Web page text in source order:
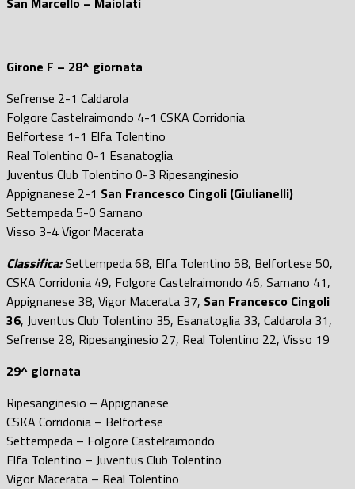
Girone F – 28^ giornata
Sefrense 2-1 Caldarola
Folgore Castelraimondo 4-1 CSKA Corridonia
Belfortese 1-1 Elfa Tolentino
Real Tolentino 0-1 Esanatoglia
Juventus Club Tolentino 0-3 Ripesanginesio
Appignanese 2-1 San Francesco Cingoli (Giulianelli)
Settempeda 5-0 Sarnano
Visso 3-4 Vigor Macerata
Classifica:Settempeda 68, Elfa Tolentino 58, Belfortese 50,
CSKA Corridonia 49, Folgore Castelraimondo 46, Sarnano 41,
Appignanese 38, Vigor Macerata 37, San Francesco Cingoli
36, Juventus Club Tolentino 35, Esanatoglia 33, Caldarola 31,
Sefrense 28, Ripesanginesio 27, Real Tolentino 22, Visso 19
29^ giornata
Ripesanginesio – Appignanese
CSKA Corridonia – Belfortese
Settempeda – Folgore Castelraimondo
Elfa Tolentino – Juventus Club Tolentino
Vigor Macerata – Real Tolentino